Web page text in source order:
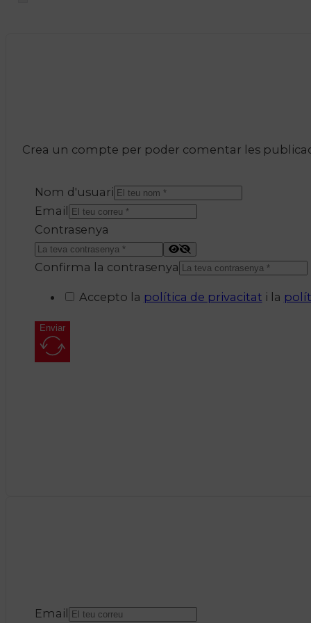
Crea un compte per poder comentar les
Nom d'usuari
Email
Contrasenya
Confirma la contrasenya
Accepto la política de privacitat i la
Enviar
Email